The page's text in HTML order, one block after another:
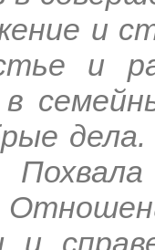
и
и